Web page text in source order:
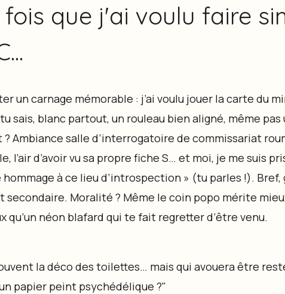
que j'ai voulu faire
un carnage mémorable : j’ai voulu jouer la carte du
sais, blanc partout, un rouleau bien aligné, même pas
Ambiance salle d’interrogatoire de commissariat
l’air d’avoir vu sa propre fiche S… et moi, je me suis
à ce lieu d’introspection » (tu parles !). Bref,
secondaire. Moralité ? Même le coin popo mérite
qu’un néon blafard qui te fait regretter d’être venu.
la déco des toilettes… mais qui avouera être
papier peint psychédélique ?"